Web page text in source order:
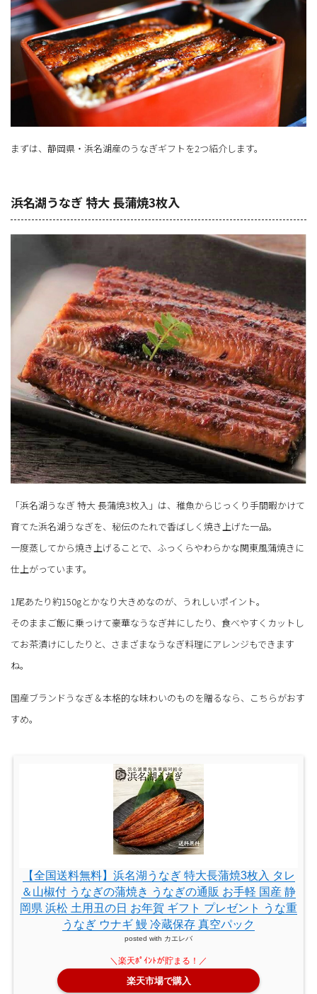
まずは、静岡県・浜名湖産のうなぎギフトを2つ紹介します。
浜名湖うなぎ 特大 長蒲焼3枚入
「浜名湖うなぎ 特大 長蒲焼3枚入」は、稚魚からじっくり手間暇かけて
育てた浜名湖うなぎを、秘伝のたれで香ばしく焼き上げた一品。
一度蒸してから焼き上げることで、ふっくらやわらかな関東風蒲焼きに
仕上がっています。
1尾あたり約150gとかなり大きめなのが、うれしいポイント。
そのままご飯に乗っけて豪華なうなぎ丼にしたり、食べやすくカットし
てお茶漬けにしたりと、さまざまなうなぎ料理にアレンジもできます
ね。
国産ブランドうなぎ＆本格的な味わいのものを贈るなら、こちらがおす
すめ。
【全国送料無料】浜名湖うなぎ 特大長蒲焼3枚入 タレ
＆山椒付 うなぎの蒲焼き うなぎの通販 お手軽 国産 静
岡県 浜松 土用丑の日 お年賀 ギフト プレゼント うな重
うなぎ ウナギ 鰻 冷蔵保存 真空パック
posted with カエレバ
楽天市場で購入